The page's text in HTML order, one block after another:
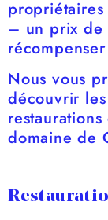
– un prix
Nous vous
découvrir
domaine de